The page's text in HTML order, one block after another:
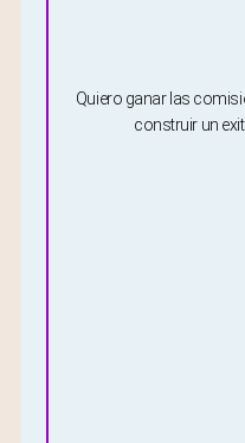
Quiero ganar las
construir un